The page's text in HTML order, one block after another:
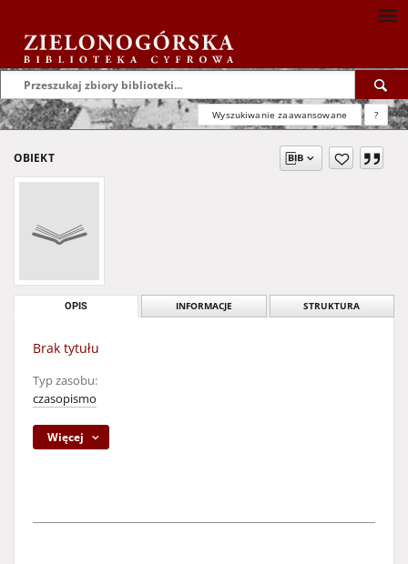
Wyszukiwanie zaawansowane ?
OBIEKT
OPIS INFORMACJE STRUKTURA
Brak tytułu
Typ zasobu:
czasopismo
Więcej